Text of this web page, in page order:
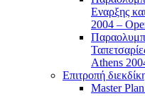
Εναρξης
2004 –
Athens
Επιτροπή
Master Plan